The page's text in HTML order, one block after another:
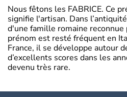
Nous fêtons les FABRICE. Ce
signifie l'artisan. Dans
d'une famille romaine reconnue
prénom est resté fréquent en
France, il se développe autour
d’excellents scores dans les
devenu très rare.